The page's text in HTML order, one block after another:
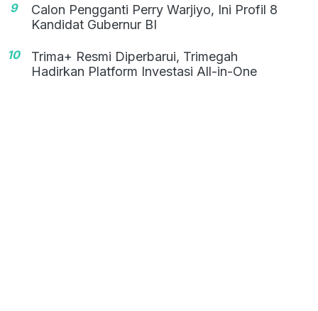
9
Calon Pengganti Perry Warjiyo, Ini Profil 8
Kandidat Gubernur BI
10
Trima+ Resmi Diperbarui, Trimegah
Hadirkan Platform Investasi All-in-One